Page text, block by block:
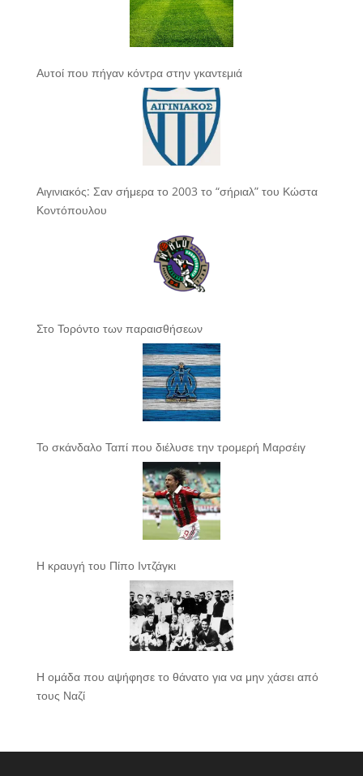
Αυτοί που πήγαν κόντρα στην γκαντεμιά
Αιγινιακός: Σαν σήμερα το 2003 το “σήριαλ” του Κώστα
Κοντόπουλου
Στο Τορόντο των παραισθήσεων
Το σκάνδαλο Ταπί που διέλυσε την τρομερή Μαρσέιγ
Η κραυγή του Πίπο Ιντζάγκι
Η ομάδα που αψήφησε το θάνατο για να μην χάσει από
τους Ναζί